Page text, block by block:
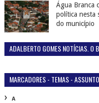
Água Branca
política nesta
do município
ADALBERTO GOMES NOTÍCIAS. O
MARCADORES - TEMAS -
A